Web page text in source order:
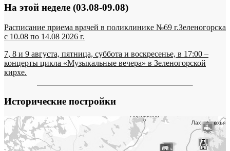
На этой неделе (03.08-09.08)
Расписание приема врачей в поликлинике №69 г.Зеленогорска
c 10.08 по 14.08 2026 г.
7, 8 и 9 августа, пятница, суббота и воскресенье, в 17:00 –
концерты цикла «Музыкальные вечера» в Зеленогорской
кирхе.
Исторические постройки